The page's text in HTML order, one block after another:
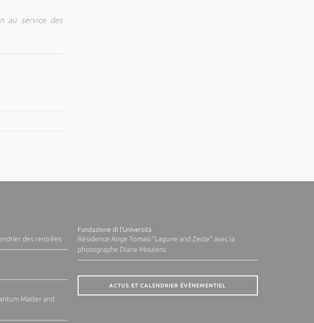
au service des
des rentrées
Matter and
Fundazione di l'Università
Résidence Ange Tomasi "Lagune and Zeste" avec la
photographe Diane Moulenc
ACTUS ET CALENDRIER ÉVÈNEMENTIEL